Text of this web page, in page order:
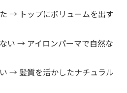
→ トップにボリュームを出す
い → アイロンパーマで自然な
→ 髪質を活かしたナチュラル